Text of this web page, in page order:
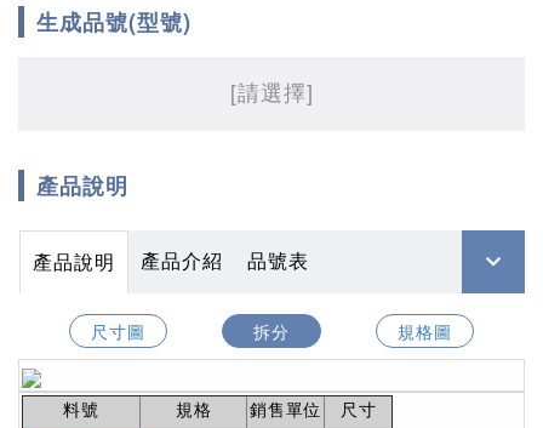
生成品號(型號)
[請選擇]
產品說明
產品說明 產品介紹 品號表
尺寸圖 拆分 規格圖
料號 規格 銷售單位
尺寸